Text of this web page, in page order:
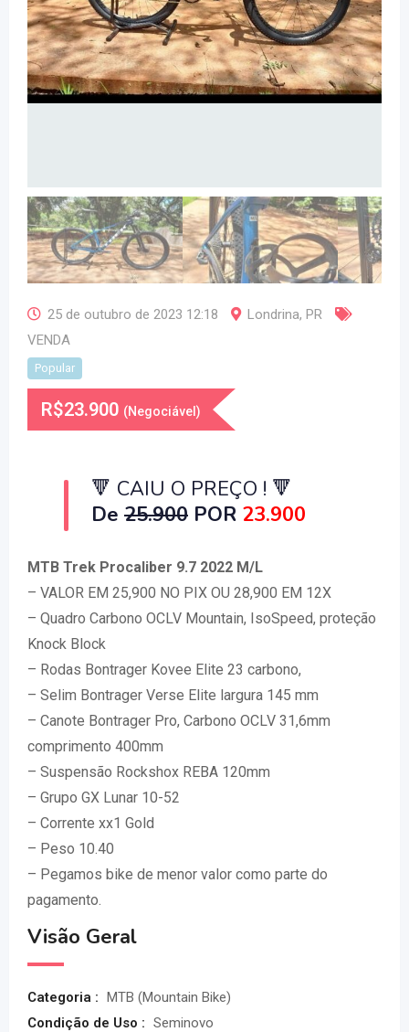
25 de outubro de 2023 12:18 Londrina, PR
VENDA
Popular
R$23.900 (Negociável)
🔻 CAIU O PREÇO ! 🔻
De 25.900 POR 23.900
MTB Trek Procaliber 9.7 2022 M/L
– VALOR EM 25,900 NO PIX OU 28,900 EM 12X
– Quadro Carbono OCLV Mountain, IsoSpeed, proteção
Knock Block
– Rodas Bontrager Kovee Elite 23 carbono,
– Selim Bontrager Verse Elite largura 145 mm
– Canote Bontrager Pro, Carbono OCLV 31,6mm
comprimento 400mm
– Suspensão Rockshox REBA 120mm
– Grupo GX Lunar 10-52
– Corrente xx1 Gold
– Peso 10.40
– Pegamos bike de menor valor como parte do
pagamento.
Visão Geral
Categoria : MTB (Mountain Bike)
Condição de Uso : Seminovo